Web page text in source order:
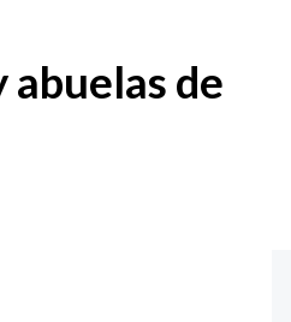
abuelas de